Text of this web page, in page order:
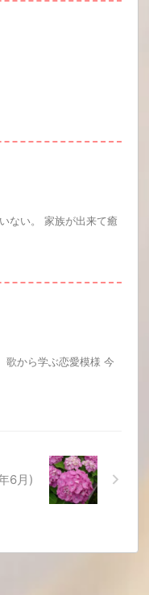
ない。 家族が出来て癒
歌から学ぶ恋愛模様 今
6月)